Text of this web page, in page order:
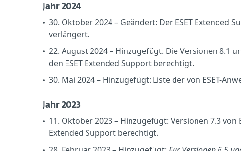
Jahr 2024
• 30. Oktober 2024 – Geändert: Der ESET Extended
verlängert.
• 22. August 2024 – Hinzugefügt: Die Versionen 8.1
den ESET Extended Support berechtigt.
• 30. Mai 2024 – Hinzugefügt: Liste der von ESET-
Jahr 2023
• 11. Oktober 2023 – Hinzugefügt: Versionen 7.3
Extended Support berechtigt.